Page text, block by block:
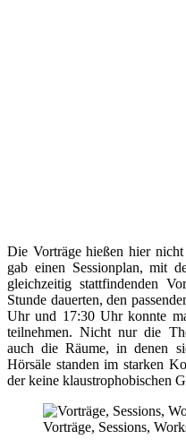
Die Vorträge hießen hier
gab einen Sessionplan, mit
gleichzeitig stattfindenden
Stunde dauerten, den
Uhr und 17:30 Uhr konnte
teilnehmen. Nicht nur die
auch die Räume, in denen
Hörsäle standen im starken
der keine klaustrophobischen
Vorträge, Sessions,